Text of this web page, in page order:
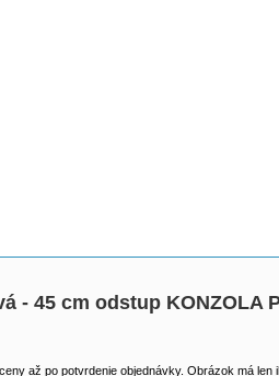
- 45 cm odstup KONZOLA
až po potvrdenie objednávky. Obrázok má len